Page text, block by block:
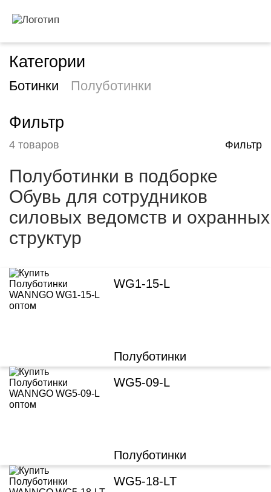
Категории
Ботинки Полуботинки
Фильтр
4 товаров Фильтр
Полуботинки в подборке
Обувь для сотрудников
силовых ведомств и охранных
структур
WG1-15-L
Полуботинки
WG5-09-L
Полуботинки
WG5-18-LT